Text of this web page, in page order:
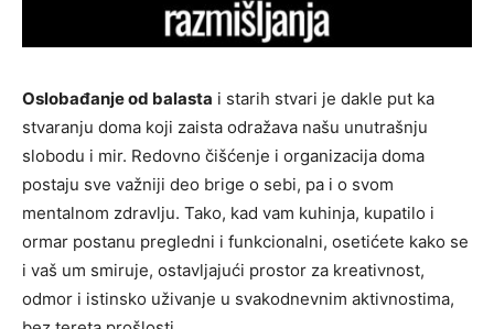
Oslobađanje od balasta i starih stvari je dakle put ka
stvaranju doma koji zaista odražava našu unutrašnju
slobodu i mir. Redovno čišćenje i organizacija doma
postaju sve važniji deo brige o sebi, pa i o svom
mentalnom zdravlju. Tako, kad vam kuhinja, kupatilo i
ormar postanu pregledni i funkcionalni, osetićete kako se
i vaš um smiruje, ostavljajući prostor za kreativnost,
odmor i istinsko uživanje u svakodnevnim aktivnostima,